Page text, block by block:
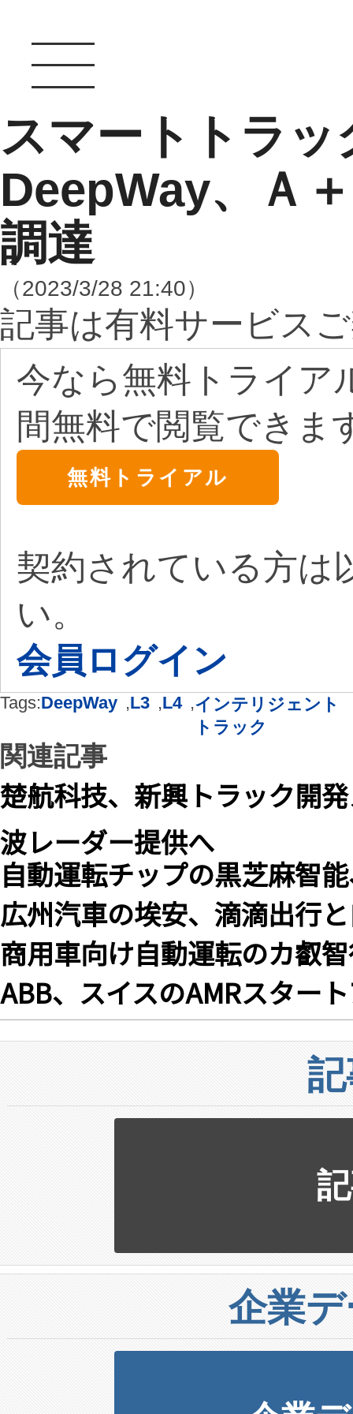
スマートトラッ
DeepWay、Ａ
調達
（2023/3/28 21:40）
記事は有料サービス
今なら無料トライア
間無料で閲覧できま
無料トライアル
契約されている方は
い。
会員ログイン
Tags:DeepWay ,L3 ,L4 ,インテリジェント
トラック
関連記事
楚航科技、新興トラック開
波レーダー提供へ
自動運転チップの黒芝麻智
広州汽車の埃安、滴滴出行
商用車向け自動運転のカ叡
ABB、スイスのAMRスター
企業